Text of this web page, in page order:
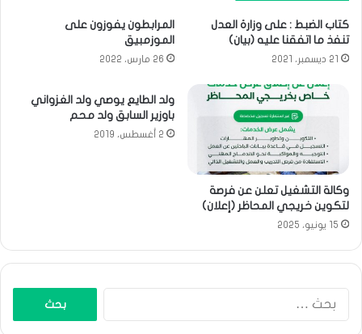
كتاب الضبط : على وزارة العدل
تنفذ ما اتفقنا عليه (بيان)
21 ديسمبر، 2021
المرابطون يفوزون على
الموزمبيق
26 مارس، 2022
وكالة التشغيل تعلن عن فرصة
لتكوين خريجي المحاظر (إعلان)
15 يونيو، 2025
ولد الطايع يوصي ولد الغزواني
باوزير السابق ولد محم
2 أغسطس، 2019